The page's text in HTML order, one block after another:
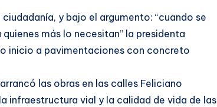
y bajo el argumento: “cuando se
más lo necesitan” la presidenta
inicio a pavimentaciones con concreto
las obras en las calles Feliciano
infraestructura vial y la calidad de vida de las